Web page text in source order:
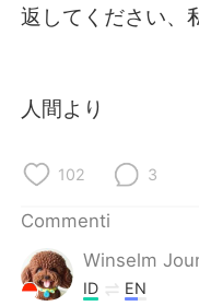
返してください、
人間より
102 3
Commenti
Winselm
ID EN